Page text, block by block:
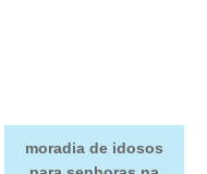
moradia de idosos